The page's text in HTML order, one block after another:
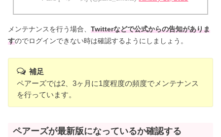
メンテナンスを行う場合、Twitterなどで公式からの告知がありま
すのでログインできない時は確認するようにしましょう。
補足
ペアーズでは2、3ヶ月に1度程度の頻度でメンテナンス
を行っています。
ペアーズが最新版になっているか確認する